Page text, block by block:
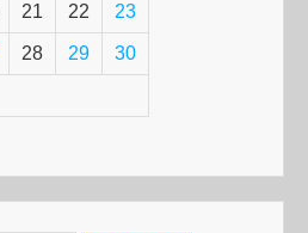
21 22 23
28 29 30